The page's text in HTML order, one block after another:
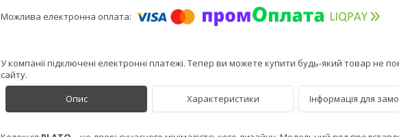
У компанії підключені електронні платежі. Тепер ви можете купити будь-який товар не
сайту.
Опис
Характеристики Інформація для